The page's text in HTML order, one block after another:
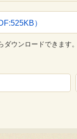
）
ダウンロードできます。